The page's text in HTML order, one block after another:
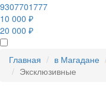
9307701777
10 000 ₽
20 000 ₽
Главная в Магадане
Эксклюзивные